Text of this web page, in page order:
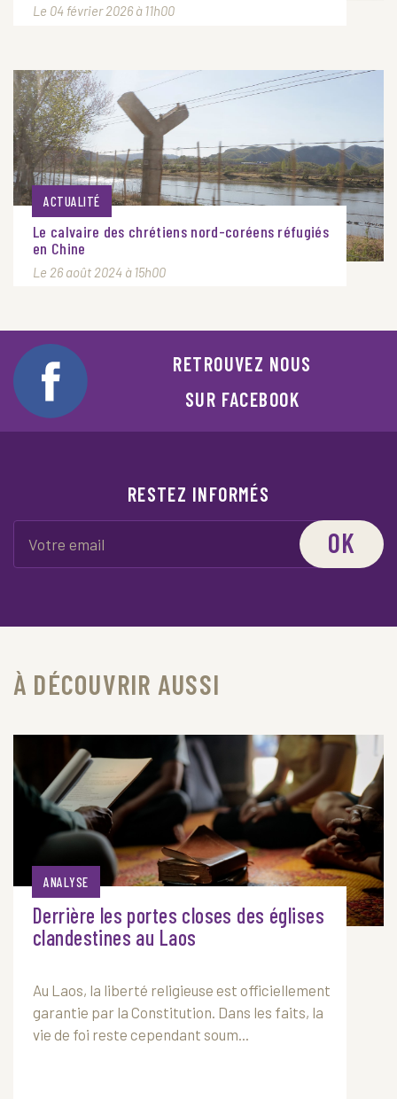
Le 04 février 2026 à 11h00
ACTUALITÉ
Le calvaire des chrétiens nord-coréens réfugiés
en Chine
Le 26 août 2024 à 15h00
RETROUVEZ NOUS
SUR FACEBOOK
RESTEZ INFORMÉS
OK
À DÉCOUVRIR AUSSI
ANALYSE
Derrière les portes closes des églises
clandestines au Laos
Au Laos, la liberté religieuse est officiellement
garantie par la Constitution. Dans les faits, la
vie de foi reste cependant soum...